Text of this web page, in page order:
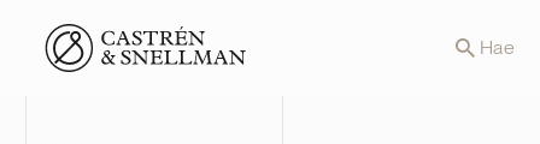
Front page Hae